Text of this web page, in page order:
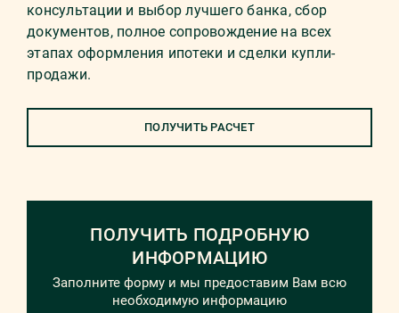
консультации и выбор лучшего банка, сбор
документов, полное сопровождение на всех
этапах оформления ипотеки и сделки купли-
продажи.
ПОЛУЧИТЬ РАСЧЕТ
ПОЛУЧИТЬ ПОДРОБНУЮ
ИНФОРМАЦИЮ
Заполните форму и мы предоставим Вам всю
необходимую информацию